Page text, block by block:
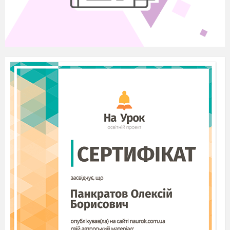
- Ребята, у меня возникло разноцветное
радость и воодушевят вас на открытие новых
вершин.
Учитель:
- Ребята, в ваших бутылочках собрано четыре
цвета, скажите - с чем они ассоциируются? Их
тоже четыре и каждому соответствует один из
этих цветов. (Ответы детей: времена года.)
- Правильно! По «Цветовой теории» великих
художников: синий - это зима, жёлтый – весна,
голубой – лето, красный – осень.
- Какой цвет является
завершающим слоем в
ваших бутылочках? (красный)
- С каким временем года ассоциируется этот
цвет? (с осенью)
- Поэтому красный цвет мы насыпали
последний, чтобы сделать акцент, так как за
окном на данный момент у нас царит осень.